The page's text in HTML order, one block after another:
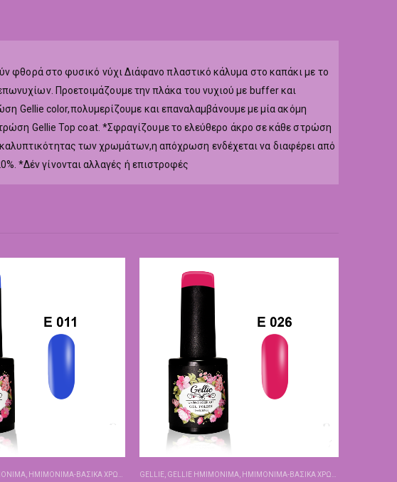
φθορά στο φυσικό νύχι Διάφανο πλαστικό κάλυμα στο καπάκι με το
Προετοιμάζουμε την πλάκα του νυχιού με buffer και
Gellie color,πολυμερίζουμε και επαναλαμβάνουμε με μία ακόμη
Gellie Top coat. *Σφραγίζουμε το ελεύθερο άκρο σε κάθε στρώση
των χρωμάτων,η απόχρωση ενδέχεται να διαφέρει από
*Δέν γίνονται αλλαγές ή επιστροφές
, ΗΜΙΜΌΝΙΜΑ-ΒΑΣΙΚΆ ΧΡΏΜΑΤΑ GELLIE, GELLIE ΗΜΙΜΌΝΙΜΑ, ΗΜΙΜΌΝΙΜΑ-ΒΑΣΙΚΆ ΧΡΏΜΑΤΑ